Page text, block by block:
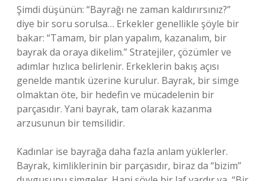
Şimdi düşünün: “Bayrağı ne zaman kaldırırsınız?”
diye bir soru sorulsa… Erkekler genellikle şöyle bir
bakar: “Tamam, bir plan yapalım, kazanalım, bir
bayrak da oraya dikelim.” Stratejiler, çözümler ve
adımlar hızlıca belirlenir. Erkeklerin bakış açısı
genelde mantık üzerine kurulur. Bayrak, bir simge
olmaktan öte, bir hedefin ve mücadelenin bir
parçasıdır. Yani bayrak, tam olarak kazanma
arzusunun bir temsilidir.
Kadınlar ise bayrağa daha fazla anlam yüklerler.
Bayrak, kimliklerinin bir parçasıdır, biraz da “bizim”